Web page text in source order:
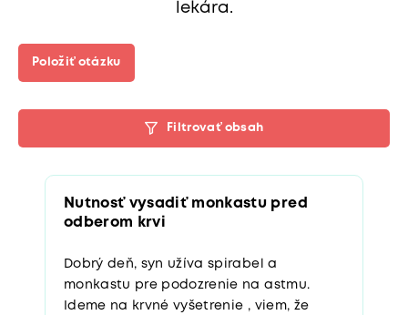
lekára.
Položiť otázku
Filtrovať obsah
Nutnosť vysadiť monkastu pred
odberom krvi
Dobrý deň, syn užíva spirabel a
monkastu pre podozrenie na astmu.
Ideme na krvné vyšetrenie , viem, že